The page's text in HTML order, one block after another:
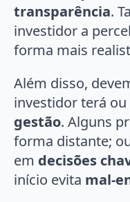
transparência.
investidor a
forma mais
Além disso,
investidor terá ou
gestão. Alguns
forma distante;
em decisões
início evita mal-